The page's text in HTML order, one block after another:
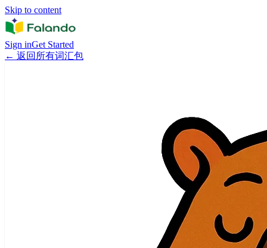
Skip to content
Sign inGet Started
← 返回所有词汇包